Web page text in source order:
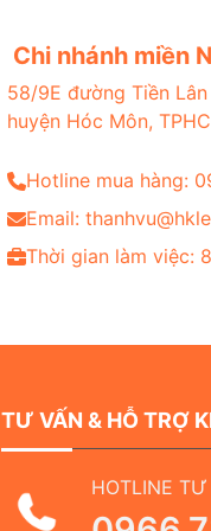
Chi nhánh miền
58/9E đường Tiền
huyện Hóc Môn,
Hotline mua hàng:
Email:
Thời gian làm việc:
TƯ VẤN & HỖ TRỢ
HOTLINE TƯ